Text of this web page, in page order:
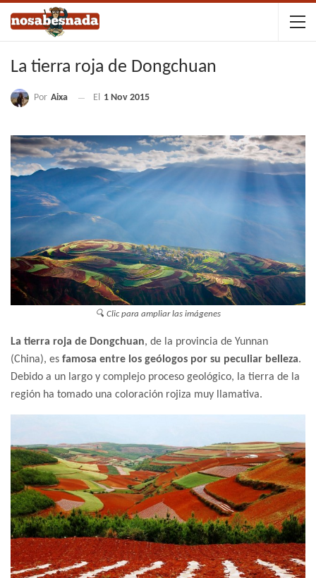
La tierra roja de Dongchuan
Por Aixa El 1 Nov 2015
🔍 Clic para ampliar las imágenes
La tierra roja de Dongchuan, de la provincia de Yunnan
(China), es famosa entre los geólogos por su peculiar belleza.
Debido a un largo y complejo proceso geológico, la tierra de la
región ha tomado una coloración rojiza muy llamativa.